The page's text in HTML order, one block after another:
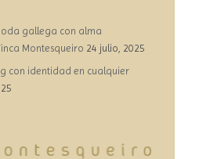
gallega con alma
Montesqueiro 24 julio, 2025
con identidad en cualquier